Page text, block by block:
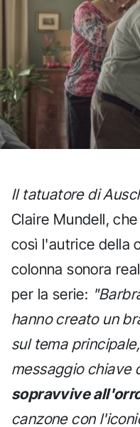
Il tatuatore di
Claire Mundell,
così l'autrice della
colonna sonora
per la serie:
hanno creato un
sul tema
messaggio chiave
sopravvive
canzone con